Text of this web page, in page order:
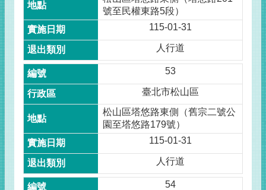
號至民權東路5段）
115-01-31
人行道
53
臺北市松山區
松山區塔悠路東側（舊宗二號公
園至塔悠路179號）
115-01-31
人行道
54